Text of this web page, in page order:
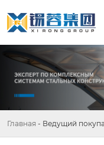
Главная - Ведущий